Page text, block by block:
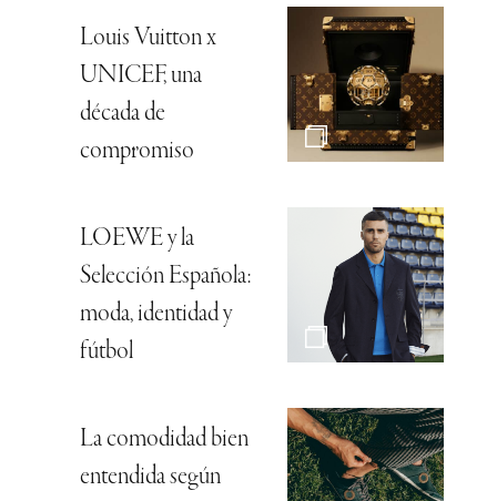
Louis Vuitton x
UNICEF, una
década de
compromiso
LOEWE y la
Selección Española:
moda, identidad y
fútbol
La comodidad bien
entendida según